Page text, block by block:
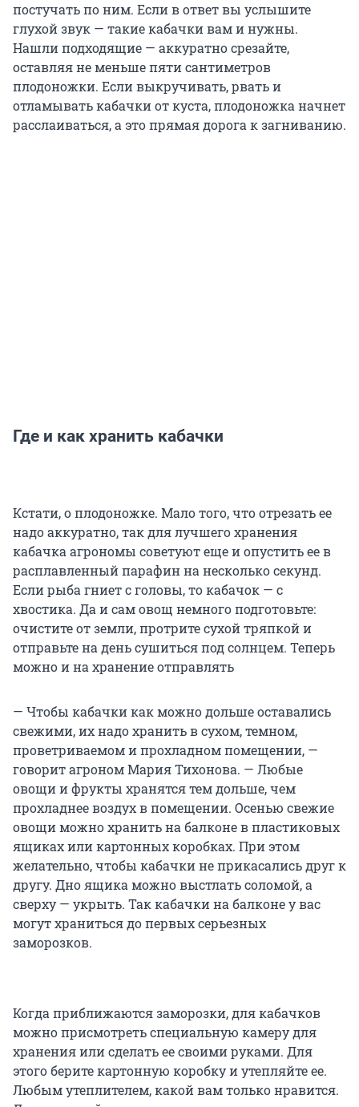
постучать по ним. Если в ответ вы услышите
глухой звук — такие кабачки вам и нужны.
Нашли подходящие — аккуратно срезайте,
оставляя не меньше пяти сантиметров
плодоножки. Если выкручивать, рвать и
отламывать кабачки от куста, плодоножка начнет
расслаиваться, а это прямая дорога к загниванию.
Где и как хранить кабачки
Кстати, о плодоножке. Мало того, что отрезать ее
надо аккуратно, так для лучшего хранения
кабачка агрономы советуют еще и опустить ее в
расплавленный парафин на несколько секунд.
Если рыба гниет с головы, то кабачок — с
хвостика. Да и сам овощ немного подготовьте:
очистите от земли, протрите сухой тряпкой и
отправьте на день сушиться под солнцем. Теперь
можно и на хранение отправлять
— Чтобы кабачки как можно дольше оставались
свежими, их надо хранить в сухом, темном,
проветриваемом и прохладном помещении, —
говорит агроном Мария Тихонова. — Любые
овощи и фрукты хранятся тем дольше, чем
прохладнее воздух в помещении. Осенью свежие
овощи можно хранить на балконе в пластиковых
ящиках или картонных коробках. При этом
желательно, чтобы кабачки не прикасались друг к
другу. Дно ящика можно выстлать соломой, а
сверху — укрыть. Так кабачки на балконе у вас
могут храниться до первых серьезных
заморозков.
Когда приближаются заморозки, для кабачков
можно присмотреть специальную камеру для
хранения или сделать ее своими руками. Для
этого берите картонную коробку и утепляйте ее.
Любым утеплителем, какой вам только нравится.